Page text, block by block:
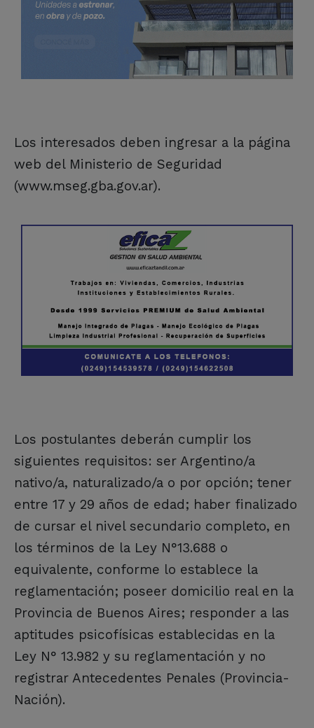
Los interesados deben ingresar a la página
web del Ministerio de Seguridad
(www.mseg.gba.gov.ar).
Los postulantes deberán cumplir los
siguientes requisitos: ser Argentino/a
nativo/a, naturalizado/a o por opción; tener
entre 17 y 29 años de edad; haber finalizado
de cursar el nivel secundario completo, en
los términos de la Ley N°13.688 o
equivalente, conforme lo establece la
reglamentación; poseer domicilio real en la
Provincia de Buenos Aires; responder a las
aptitudes psicofísicas establecidas en la
Ley N° 13.982 y su reglamentación y no
registrar Antecedentes Penales (Provincia-
Nación).